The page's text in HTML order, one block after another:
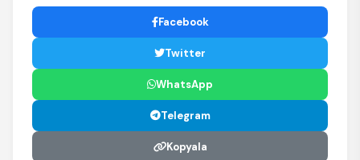
Facebook
Twitter
WhatsApp
Telegram
Kopyala